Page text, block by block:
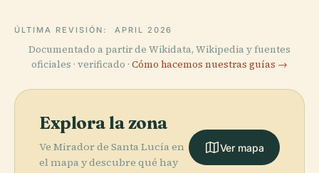
ÚLTIMA REVISIÓN: APRIL 2026
Documentado a partir de Wikidata, Wikipedia y fuentes
oficiales · verificado · Cómo hacemos nuestras guías →
Explora la zona
Ve Mirador de Santa Lucía en
el mapa y descubre qué hay
Ver mapa